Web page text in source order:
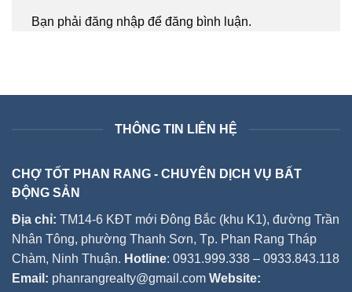
Bạn phải đăng nhập để đăng bình luận.
THÔNG TIN LIÊN HỆ
CHỢ TỐT PHAN RANG - CHUYÊN DỊCH VỤ BẤT
ĐỘNG SẢN
Địa chỉ: TM14-6 KĐT mới Đông Bắc (khu K1), đường Trần
Nhân Tông, phường Thanh Sơn, Tp. Phan Rang Tháp
Chàm, Ninh Thuận. Hotline: 0931.999.338 – 0933.843.118
Email: phanrangrealty@gmail.com Website: